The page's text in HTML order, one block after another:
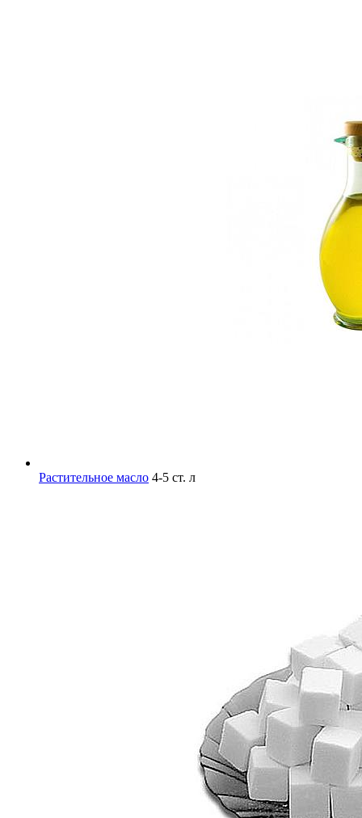
Растительное масло 4-5 ст. л